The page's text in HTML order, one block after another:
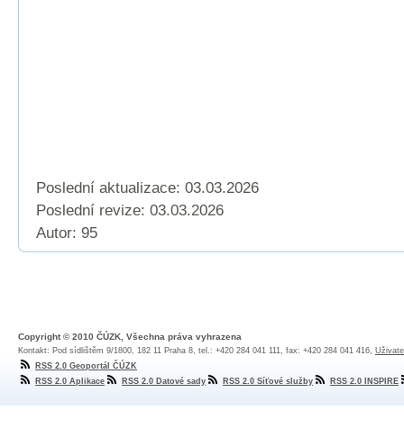
Poslední aktualizace: 03.03.2026
Poslední revize: 03.03.2026
Autor: 95
Copyright © 2010 ČÚZK, Všechna práva vyhrazena
Kontakt: Pod sídlištěm 9/1800, 182 11 Praha 8, tel.: +420 284 041 111, fax: +420 284 041 416,
RSS 2.0 Geoportál ČÚZK
RSS 2.0 Aplikace
RSS 2.0 Datové sady RSS 2.0 Síťové služby RSS 2.0 INSPIRE